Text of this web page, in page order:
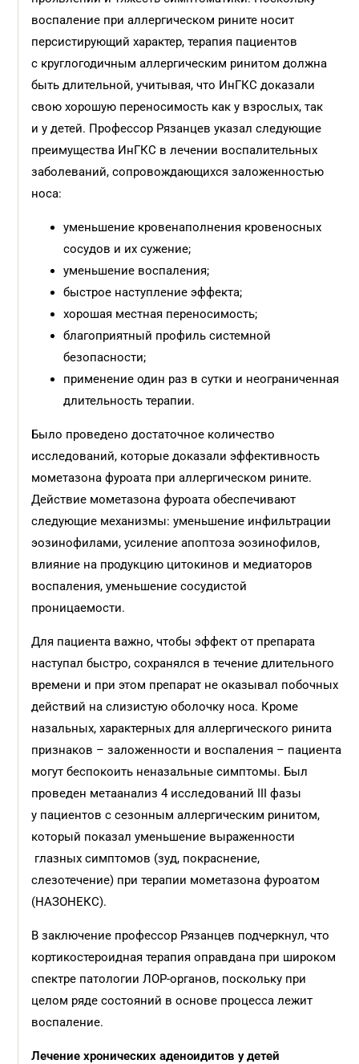
воспаление при аллергическом рините носит
персистирующий характер, терапия пациентов
с круглогодичным аллергическим ринитом должна
быть длительной, учитывая, что ИнГКС доказали
свою хорошую переносимость как у взрослых, так
и у детей. Профессор Рязанцев указал следующие
преимущества ИнГКС в лечении воспалительных
заболеваний, сопровождающихся заложенностью
носа:
уменьшение кровенаполнения кровеносных
сосудов и их сужение;
уменьшение воспаления;
быстрое наступление эффекта;
хорошая местная переносимость;
благоприятный профиль системной
безопасности;
применение один раз в сутки и неограниченная
длительность терапии.
Было проведено достаточное количество
исследований, которые доказали эффективность
мометазона фуроата при аллергическом рините.
Действие мометазона фуроата обеспечивают
следующие механизмы: уменьшение инфильтрации
эозинофилами, усиление апоптоза эозинофилов,
влияние на продукцию цитокинов и медиаторов
воспаления, уменьшение сосудистой
проницаемости.
Для пациента важно, чтобы эффект от препарата
наступал быстро, сохранялся в течение длительного
времени и при этом препарат не оказывал побочных
действий на слизистую оболочку носа. Кроме
назальных, характерных для аллергического ринита
признаков – заложенности и воспаления – пациента
могут беспокоить неназальные симптомы. Был
проведен метаанализ 4 исследований III фазы
у пациентов с сезонным аллергическим ринитом,
который показал уменьшение выраженности
глазных симптомов (зуд, покраснение,
слезотечение) при терапии мометазона фуроатом
(НАЗОНЕКС).
В заключение профессор Рязанцев подчеркнул, что
кортикостероидная терапия оправдана при широком
спектре патологии ЛОР-органов, поскольку при
целом ряде состояний в основе процесса лежит
воспаление.
Лечение хронических аденоидитов у детей